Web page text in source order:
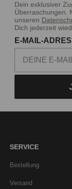
Dein exklusiver
Überraschungen.
unseren
Dich jederzeit
E-MAIL-
SERVICE
Bestellung
Versand